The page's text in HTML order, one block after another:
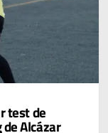
test de
Alcázar